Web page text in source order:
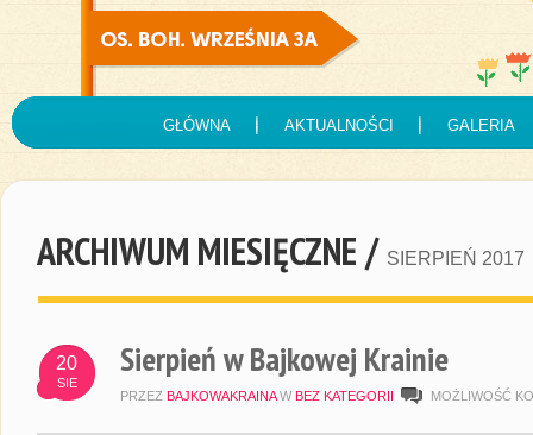
GŁÓWNA AKTUALNOŚCI GALERIA
ARCHIWUM MIESIĘCZNE / SIERPIEŃ 2017
20
SIE
Sierpień w Bajkowej Krainie
PRZEZ BAJKOWAKRAINA W BEZ KATEGORII MOŻLIWOŚĆ